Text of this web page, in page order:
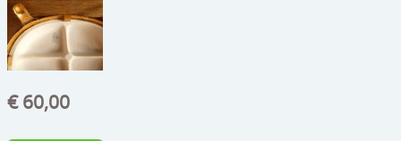
lamp/luchter
speelgoed
klokken
€ 60,00